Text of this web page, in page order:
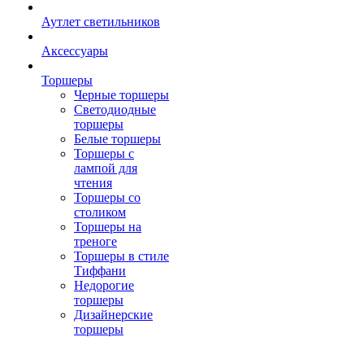
Аутлет светильников
Аксессуары
Торшеры
Черные торшеры
Светодиодные
торшеры
Белые торшеры
Торшеры с
лампой для
чтения
Торшеры со
столиком
Торшеры на
треноге
Торшеры в стиле
Тиффани
Недорогие
торшеры
Дизайнерские
торшеры